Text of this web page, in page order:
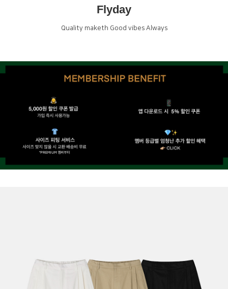
Flyday
Quality maketh Good vibes Always